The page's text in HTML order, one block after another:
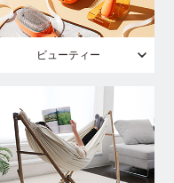
ビューティー